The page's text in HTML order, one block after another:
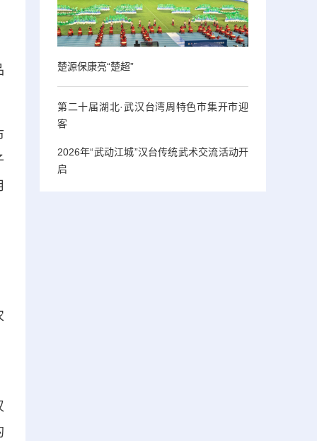
楚源保康亮“楚超”
第二十届湖北·武汉台湾周特色市集开市迎
客
2026年“武动江城”汉台传统武术交流活动开
启